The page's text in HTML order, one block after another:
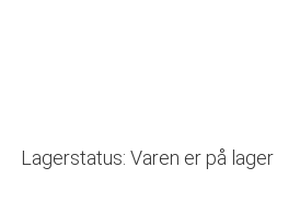
Lagerstatus: Varen er på lager